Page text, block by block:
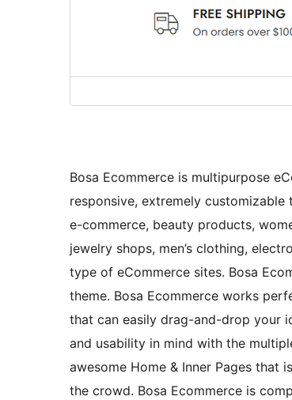
Bosa Ecommerce is multipurpose
responsive, extremely
e-commerce, beauty products,
jewelry shops, men’s clothing,
type of eCommerce sites. Bosa
theme. Bosa Ecommerce works
that can easily drag-and-drop your
and usability in mind with the
awesome Home & Inner Pages that
the crowd. Bosa Ecommerce is